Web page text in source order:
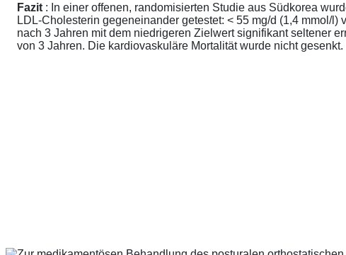
Fazit : In einer offenen, randomisierten Studie aus Südkorea
LDL-Cholesterin gegeneinander getestet: < 55 mg/d (1,4 mmol/
nach 3 Jahren mit dem niedrigeren Zielwert signifikant seltener
von 3 Jahren. Die kardiovaskuläre Mortalität wurde nicht